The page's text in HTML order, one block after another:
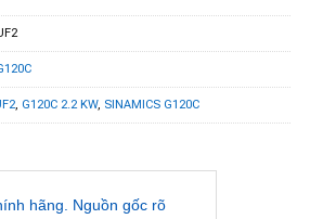
, G120C 2.2 KW, SINAMICS G120C
hãng. Nguồn gốc rõ